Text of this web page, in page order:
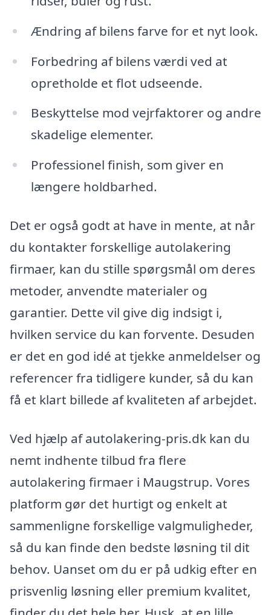
Ændring af bilens farve for et nyt look.
Forbedring af bilens værdi ved at
opretholde et flot udseende.
Beskyttelse mod vejrfaktorer og andre
skadelige elementer.
Professionel finish, som giver en
længere holdbarhed.
Det er også godt at have in mente, at når
du kontakter forskellige autolakering
firmaer, kan du stille spørgsmål om deres
metoder, anvendte materialer og
garantier. Dette vil give dig indsigt i,
hvilken service du kan forvente. Desuden
er det en god idé at tjekke anmeldelser og
referencer fra tidligere kunder, så du kan
få et klart billede af kvaliteten af arbejdet.
Ved hjælp af autolakering-pris.dk kan du
nemt indhente tilbud fra flere
autolakering firmaer i Maugstrup. Vores
platform gør det hurtigt og enkelt at
sammenligne forskellige valgmuligheder,
så du kan finde den bedste løsning til dit
behov. Uanset om du er på udkig efter en
prisvenlig løsning eller premium kvalitet,